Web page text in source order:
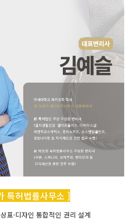
특허법률사무소 ]
표·디자인 통합적인 권리 설계